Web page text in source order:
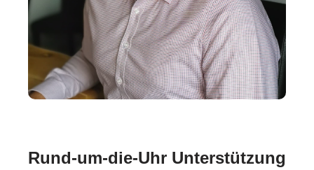
Rund-um-die-Uhr Unterstützung